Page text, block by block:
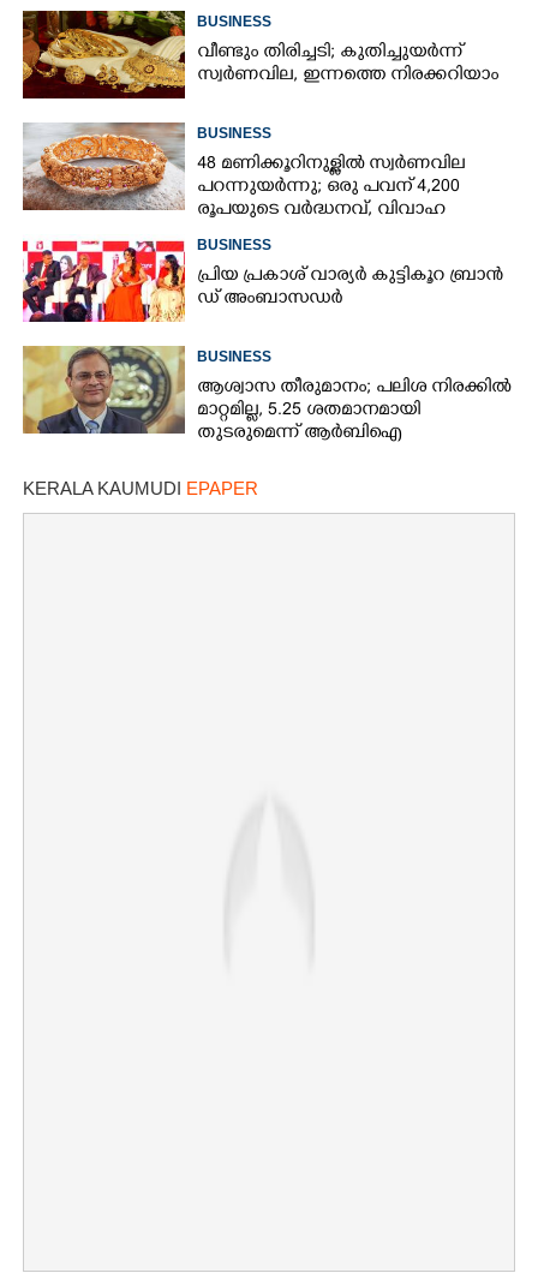
BUSINESS
വീണ്ടും തിരിച്ചടി; കുതിച്ചുയർന്ന്
സ്വർണവില, ഇന്നത്തെ നിരക്കറിയാം
BUSINESS
48 മണിക്കൂറിനുള്ളിൽ സ്വർണവില
പറന്നുയർന്നു; ഒരു പവന് 4,200
രൂപയുടെ വർദ്ധനവ്, വിവാഹ
BUSINESS
പ്രി​യ​ ​പ്ര​കാ​ശ് ​വാ​ര്യർ കു​ട്ടി​കൂ​റ​ ​ ബ്രാ​ൻ​
ഡ് ​അം​ബാ​സ​ഡ​ർ
BUSINESS
ആശ്വാസ തീരുമാനം; പലിശ നിരക്കിൽ
മാറ്റമില്ല, 5.25 ശതമാനമായി
തുടരുമെന്ന് ആർബിഐ
KERALA KAUMUDI EPAPER